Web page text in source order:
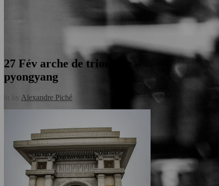
27 Fév arche de triomphe –
pyongyang
in by Alexandre Piché